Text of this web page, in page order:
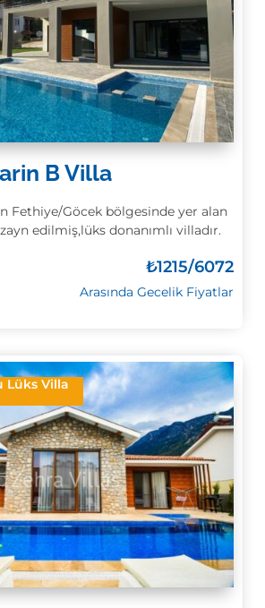
B Villa
Fethiye/Göcek bölgesinde yer alan
edilmiş,lüks donanımlı villadır.
₺1215/6072
Arasında Gecelik Fiyatlar
Lüks Villa